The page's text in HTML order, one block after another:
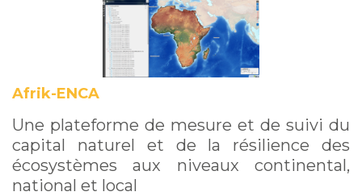
Afrik-ENCA
Une plateforme de mesure et de suivi du
capital naturel et de la résilience des
écosystèmes aux niveaux continental,
national et local